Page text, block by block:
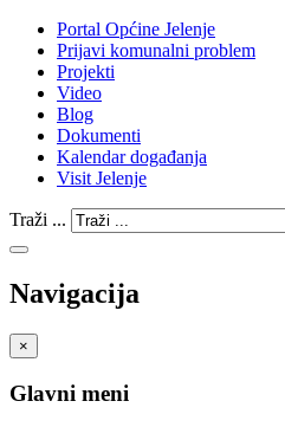
Portal Općine Jelenje
Prijavi komunalni problem
Projekti
Video
Blog
Dokumenti
Kalendar događanja
Visit Jelenje
Traži ...
Navigacija
×
Glavni meni